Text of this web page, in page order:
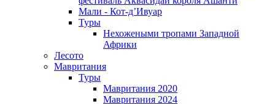
Мали - Кот-д’Ивуар
Туры
Нехожеными тропами Западной
Африки
Лесото
Мавритания
Туры
Мавритания 2020
Мавритания 2024